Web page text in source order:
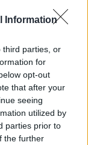
Information
third parties, or
for
opt-out
that after your
seeing
utilized by
parties prior to
the further
δεν έχουν
οι
στην
αναπτύσσεται
ομάδα
τις
στους άλλους